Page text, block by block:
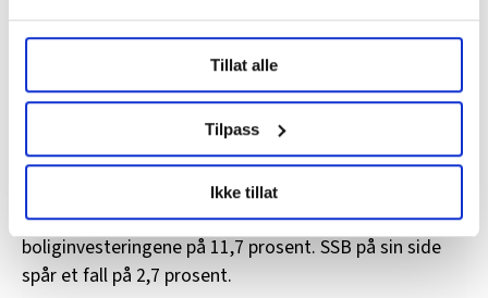
Undermer infokan du lese om hvordan dine personlige
data behandles og hvordan du kan velge hvordan de skal
brukes. Du kan hele tiden endre eller trekke tilbake ditt
samtykke fra erklæringen om informasjonskapsler.
LO Medias publikasjoner frifagbevegelse.no, hk-nytt.no
og fontene.no bruker informasjonskapsler (cookies) for å
lære hvordan våre nettsider blir brukt slik at vi tilby
relevant innhold, tilpassede annonser og utarbeide
statistikk.
Tillat alle
Tilpass
Ikke tillat
For å løse utfordringene, må det mer fart i
boligbyggingen, mener LO.
Regjeringen har satt som mål at det skal bygges
130.000 nye boliger innen 2030. Samtidig har
boligbyggingen de siste årene vært på et
rekordlavt nivå.
I statsbudsjettet for 2026 anslår regjeringen en vekst i
boliginvesteringene på 11,7 prosent. SSB på sin side
spår et fall på 2,7 prosent.